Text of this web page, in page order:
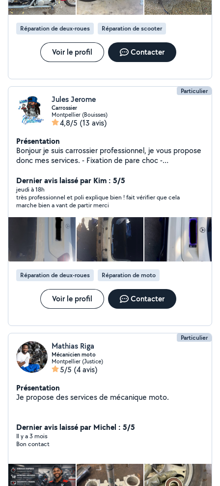
Réparation de deux-roues Réparation de scooter
Voir le profil Contacter
Particulier
Jules Jerome
Carrossier
Montpellier (Bouisses)
4,8/5 (13 avis)
Présentation
Bonjour je suis carrossier professionnel, je vous propose
donc mes services. - Fixation de pare choc -
vitre/porte - Changement de plaque - Changement
d'ampoules/phare - Changement d'aile - Revêtement de
plafond - Teinte des vitres - Démontage de pare choc
et changement d'éléments - Réfection de phares.
N'hésitez pas à m'envoyer un message .
Dernier avis laissé par Kim : 5/5
jeudi à 18h
très professionnel et poli explique bien ! fait vérifier que cela
marche bien a vant de partir merci
Réparation de deux-roues Réparation de moto
Voir le profil Contacter
Particulier
Mathias Riga
Mécanicien moto
Montpellier (Justice)
5/5 (4 avis)
Présentation
Je propose des services de mécanique moto.
Dernier avis laissé par Michel : 5/5
Il y a 3 mois
Bon contact